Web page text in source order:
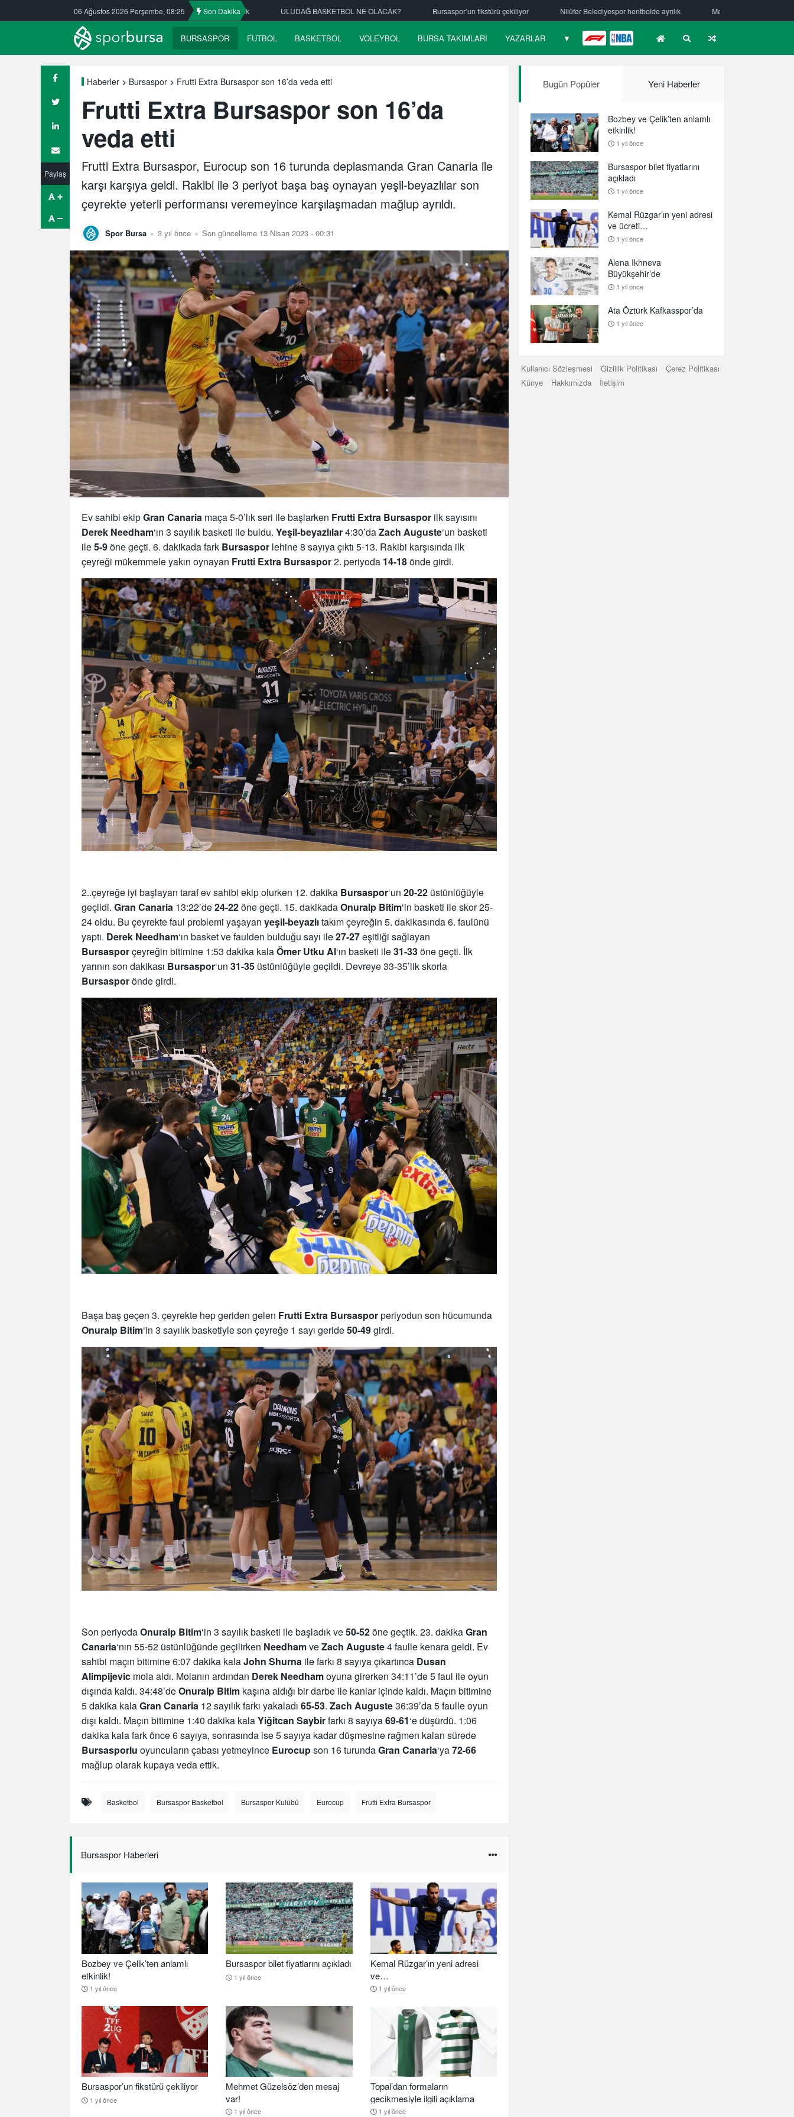
06 Ağustos 2026 Perşembe, 08:25 Son Dakika
Nilüfer’de yaz okullarına ilgi büyük ULUDAĞ BASKETBOL NE OLACAK? Bursaspor’un fikstürü çekiliyor Nilüfer Belediyespor hentbolde ayrılık Mehmet Güzelsöz’den mesaj var! Bursaspor Yörsan’da
BURSASPOR FUTBOL BASKETBOL VOLEYBOL BURSA TAKIMLARI YAZARLAR ▼ F1 NBA
Paylaş
Haberler Bursaspor Frutti Extra Bursaspor son 16’da veda etti
Frutti Extra Bursaspor son 16’da
veda etti
Frutti Extra Bursaspor, Eurocup son 16 turunda deplasmanda Gran Canaria ile
karşı karşıya geldi. Rakibi ile 3 periyot başa baş oynayan yeşil-beyazlılar son
çeyrekte yeterli performansı veremeyince karşılaşmadan mağlup ayrıldı.
Spor Bursa 3 yıl önce Son güncelleme 13 Nisan 2023 - 00:31
Ev sahibi ekipGran Canaria maça 5-0’lık seri ile başlarken Frutti Extra Bursaspor ilk sayısını
Derek Needham‘ın 3 sayılık basketi ile buldu. Yeşil-beyazlılar4:30’daZach Auguste‘un basketi
ile5-9öne geçti. 6. dakikada fark Bursaspor lehine 8 sayıya çıktı 5-13. Rakibi karşısında ilk
çeyreği mükemmele yakın oynayan Frutti Extra Bursaspor2. periyoda 14-18önde girdi.
2..çeyreğe iyi başlayan taraf ev sahibi ekip olurken 12. dakika Bursaspor‘un 20-22 üstünlüğüyle
geçildi. Gran Canaria 13:22’de24-22öne geçti. 15. dakikadaOnuralp Bitim‘in basketi ile skor 25-
24 oldu. Bu çeyrekte faul problemi yaşayan yeşil-beyazlıtakım çeyreğin 5. dakikasında 6. faulünü
yaptı. Derek Needham‘ın basket ve faulden bulduğu sayı ile27-27eşitliği sağlayan
Bursasporçeyreğin bitimine 1:53 dakika kalaÖmer Utku Al‘ın basketi ile31-33öne geçti. İlk
yarının son dakikası Bursaspor‘un 31-35 üstünlüğüyle geçildi. Devreye 33-35’lik skorla
Bursasporönde girdi.
Başa baş geçen 3. çeyrekte hep geriden gelen Frutti Extra Bursasporperiyodun son hücumunda
Onuralp Bitim‘in 3 sayılık basketiyle son çeyreğe 1 sayı geride50-49girdi.
Son periyodaOnuralp Bitim‘in 3 sayılık basketi ile başladık ve50-52öne geçtik. 23. dakikaGran
Canaria‘nın 55-52 üstünlüğünde geçilirken NeedhamveZach Auguste4 faulle kenara geldi. Ev
sahibi maçın bitimine 6:07 dakika kalaJohn Shurna ile farkı 8 sayıya çıkartınca Dusan
Alimpijevic mola aldı. Molanın ardından Derek Needhamoyuna girerken 34:11’de 5 faul ile oyun
dışında kaldı. 34:48’deOnuralp Bitim kaşına aldığı bir darbe ile kanlar içinde kaldı. Maçın bitimine
5 dakika kalaGran Canaria 12 sayılık farkı yakaladı 65-53. Zach Auguste36:39’da 5 faulle oyun
dışı kaldı. Maçın bitimine 1:40 dakika kalaYiğitcan Saybirfarkı 8 sayıya69-61‘e düşürdü. 1:06
dakika kala fark önce 6 sayıya, sonrasında ise 5 sayıya kadar düşmesine rağmen kalan sürede
Bursasporlu oyuncuların çabası yetmeyince Eurocupson 16 turundaGran Canaria‘ya72-66
mağlup olarak kupaya veda ettik.
Basketbol Bursaspor Basketbol Bursaspor Kulübü Eurocup Frutti Extra Bursaspor
Bursaspor Haberleri
Bozbey ve Çelik’ten anlamlı
etkinlik!
1 yıl önce
Bursaspor bilet fiyatlarını açıkladı
1 yıl önce
Kemal Rüzgar’ın yeni adresi
ve…
1 yıl önce
Bursaspor’un fikstürü çekiliyor
1 yıl önce
Mehmet Güzelsöz’den mesaj
var!
1 yıl önce
Topal’dan formaların
gecikmesiyle ilgili açıklama
1 yıl önce
Bugün Popüler Yeni Haberler
Bozbey ve Çelik’ten anlamlı
etkinlik!
1 yıl önce
Bursaspor bilet fiyatlarını
açıkladı
1 yıl önce
Kemal Rüzgar’ın yeni adresi
ve ücreti…
1 yıl önce
Alena Ikhneva
Büyükşehir’de
1 yıl önce
Ata Öztürk Kafkasspor’da
1 yıl önce
Kullanıcı Sözleşmesi Gizlilik Politikası
Çerez Politikası
Künye
Hakkımızda İletişim